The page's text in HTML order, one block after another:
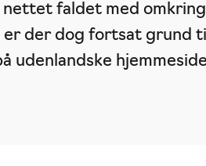
faldet med
der dog fortsat grund
udenlandske